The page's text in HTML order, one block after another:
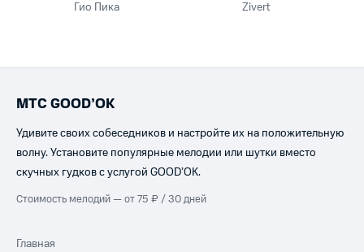
Гио Пика Zivert
МТС GOOD’OK
Удивите своих собеседников и настройте их на положительную
волну. Установите популярные мелодии или шутки вместо
скучных гудков с услугой GOOD’OK.
Стоимость мелодий — от 75 ₽ / 30 дней
Главная